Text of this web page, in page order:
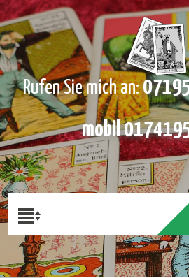
Rufen Sie mich an:
mobil